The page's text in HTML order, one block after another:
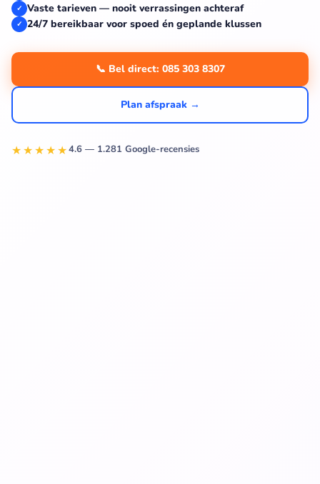
✓ Vaste tarieven — nooit verrassingen achteraf
✓ 24/7 bereikbaar voor spoed én geplande klussen
📞 Bel direct: 085 303 8307
Plan afspraak →
★★★★★4.6 — 1.281 Google-recensies